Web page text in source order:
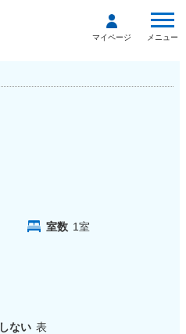
マイページ メニュー
室数 1室
ない 表